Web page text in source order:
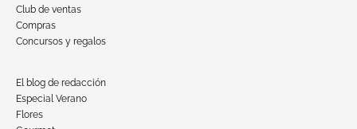
Club de ventas
Compras
Concursos y regalos
El blog de redacción
Especial Verano
Flores